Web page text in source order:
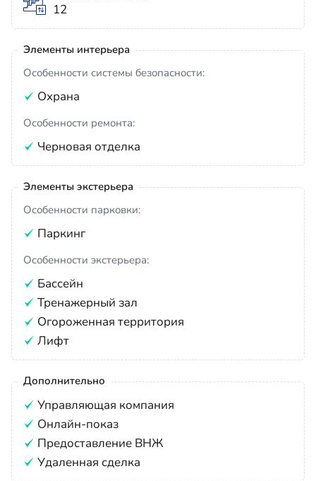
12
Элементы интерьера
Особенности системы безопасности:
Охрана
Особенности ремонта:
Черновая отделка
Элементы экстерьера
Особенности парковки:
Паркинг
Особенности экстерьера:
Бассейн
Тренажерный зал
Огороженная территория
Лифт
Дополнительно
Управляющая компания
Онлайн-показ
Предоставление ВНЖ
Удаленная сделка